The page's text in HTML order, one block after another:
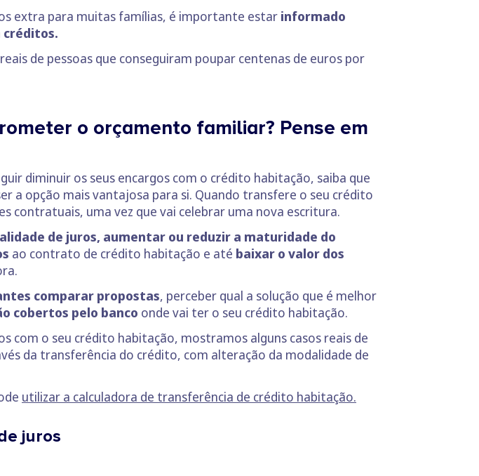
extra para muitas famílias, é importante estar informado
créditos.
de pessoas que conseguiram poupar centenas de euros por
o orçamento familiar? Pense em
diminuir os seus encargos com o crédito habitação, saiba que
a opção mais vantajosa para si. Quando transfere o seu crédito
contratuais, uma vez que vai celebrar uma nova escritura.
de juros, aumentar ou reduzir a maturidade do
ao contrato de crédito habitação e até baixar o valor dos
comparar propostas, perceber qual a solução que é melhor
cobertos pelo banco onde vai ter o seu crédito habitação.
com o seu crédito habitação, mostramos alguns casos reais de
da transferência do crédito, com alteração da modalidade de
utilizar a calculadora de transferência de crédito habitação.
juros